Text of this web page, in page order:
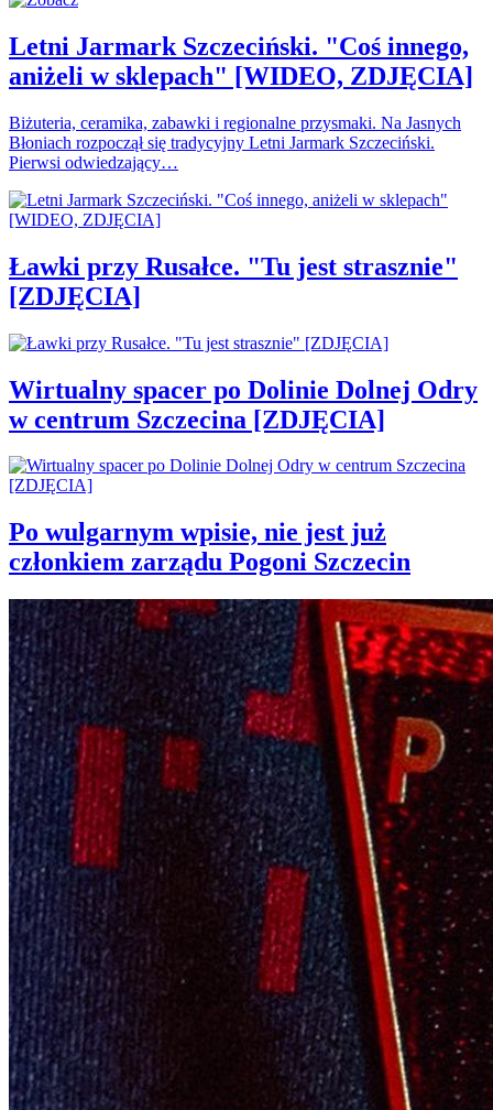
Letni Jarmark Szczeciński. "Coś innego,
aniżeli w sklepach" [WIDEO, ZDJĘCIA]
Biżuteria, ceramika, zabawki i regionalne przysmaki. Na Jasnych
Błoniach rozpoczął się tradycyjny Letni Jarmark Szczeciński.
Pierwsi odwiedzający…
Ławki przy Rusałce. "Tu jest strasznie"
[ZDJĘCIA]
Wirtualny spacer po Dolinie Dolnej Odry
w centrum Szczecina [ZDJĘCIA]
Po wulgarnym wpisie, nie jest już
członkiem zarządu Pogoni Szczecin